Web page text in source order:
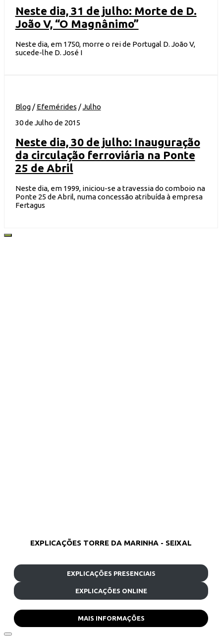
Neste dia, 31 de julho: Morte de D.
João V, “O Magnânimo”
Neste dia, em 1750, morre o rei de Portugal D. João V,
sucede-lhe D. José I
Blog/ Efemérides /Julho
30 de Julho de 2015
Neste dia, 30 de julho: Inauguração
da circulação ferroviária na Ponte
25 de Abril
Neste dia, em 1999, iniciou-se a travessia do comboio na
Ponte 25 de Abril, numa concessão atribuída à empresa
Fertagus
EXPLICAÇÕES TORRE DA MARINHA - SEIXAL
EXPLICAÇÕES PRESENCIAIS
EXPLICAÇÕES ONLINE
MAIS INFORMAÇÕES